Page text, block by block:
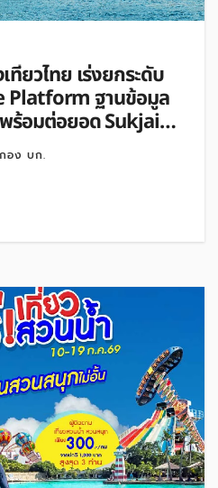
ยวไทย เร่งยกระดับ
Platform ฐานข้อมูล
ร้อมต่อยอด Sukjai
รองรับเท
กอง บก.